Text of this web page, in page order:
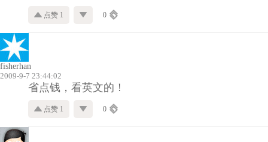
点赞 1 0
fisherhan
2009-9-7 23:44:02
省点钱，看英文的！
点赞 1 0